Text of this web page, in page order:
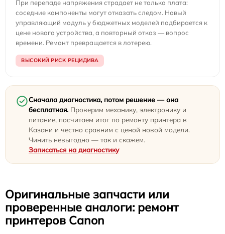
При перепаде напряжения страдает не только плата:
соседние компоненты могут отказать следом. Новый
управляющий модуль у бюджетных моделей подбирается к
цене нового устройства, а повторный отказ — вопрос
времени. Ремонт превращается в лотерею.
ВЫСОКИЙ РИСК РЕЦИДИВА
Сначала диагностика, потом решение — она
бесплатная. Проверим механику, электронику и
питание, посчитаем итог по ремонту принтера в
Казани и честно сравним с ценой новой модели.
Чинить невыгодно — так и скажем.
Записаться на диагностику
Оригинальные запчасти или
проверенные аналоги: ремонт
принтеров Canon